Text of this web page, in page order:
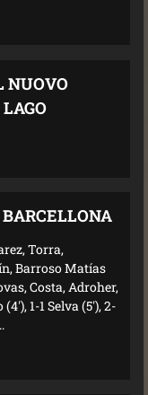
NUOVO
Torra,
Barroso Matías
Costa, Adroher,
1-1 Selva (5'), 2-